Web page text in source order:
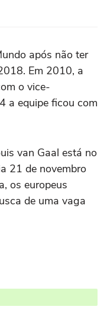
após não ter
Em 2010, a
o vice-
a equipe ficou com
van Gaal está no
21 de novembro
os europeus
de uma vaga